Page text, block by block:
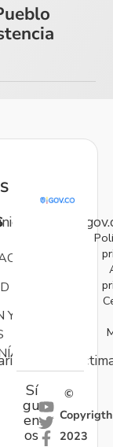
Y
Sí
gu
en
os
©
Copyrigth
2023